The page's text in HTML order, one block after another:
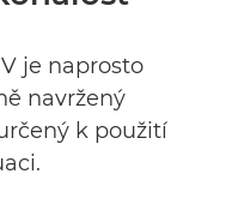
je naprosto
navržený
k použití